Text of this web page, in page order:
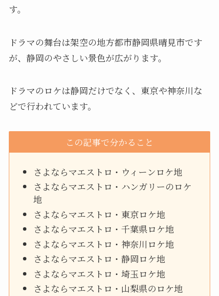
す。
ドラマの舞台は架空の地方都市静岡県晴見市です
が、静岡のやさしい景色が広がります。
ドラマのロケは静岡だけでなく、東京や神奈川な
どで行われています。
この記事で分かること
さよならマエストロ・ウィーンロケ地
さよならマエストロ・ハンガリーのロケ
地
さよならマエストロ・東京ロケ地
さよならマエストロ・千葉県ロケ地
さよならマエストロ・神奈川ロケ地
さよならマエストロ・静岡ロケ地
さよならマエストロ・埼玉ロケ地
さよならマエストロ・山梨県のロケ地